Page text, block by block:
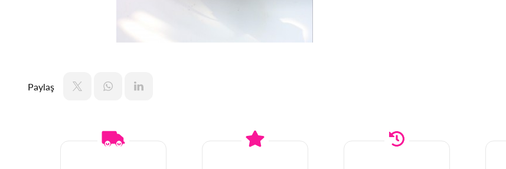
Paylaş